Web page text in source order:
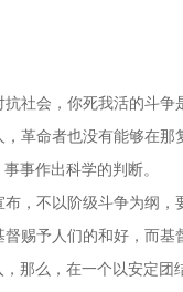
社会，你死我活的斗
革命者也没有能够在
事作出科学的判断。
，不以阶级斗争为纲
赐予人们的和好，而
那么，在一个以安定